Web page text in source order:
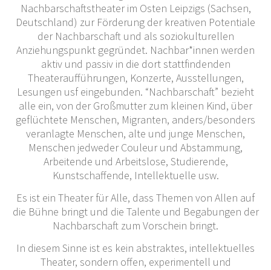
Nachbarschaftstheater im Osten Leipzigs (Sachsen,
Deutschland) zur Förderung der kreativen Potentiale
der Nachbarschaft und als soziokulturellen
Anziehungspunkt gegründet. Nachbar*innen werden
aktiv und passiv in die dort stattfindenden
Theateraufführungen, Konzerte, Ausstellungen,
Lesungen usf eingebunden. “Nachbarschaft” bezieht
alle ein, von der Großmutter zum kleinen Kind, über
geflüchtete Menschen, Migranten, anders/besonders
veranlagte Menschen, alte und junge Menschen,
Menschen jedweder Couleur und Abstammung,
Arbeitende und Arbeitslose, Studierende,
Kunstschaffende, Intellektuelle usw.
Es ist ein Theater für Alle, dass Themen von Allen auf
die Bühne bringt und die Talente und Begabungen der
Nachbarschaft zum Vorschein bringt.
In diesem Sinne ist es kein abstraktes, intellektuelles
Theater, sondern offen, experimentell und